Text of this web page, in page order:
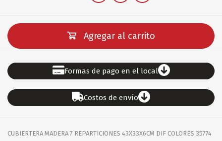
Agregar al carrito
Formas de pago en el local
Costos de envío
CUBIERTERA MADERA 7 REPARTICIONES 43X33X6CM DIF COLORES 35774